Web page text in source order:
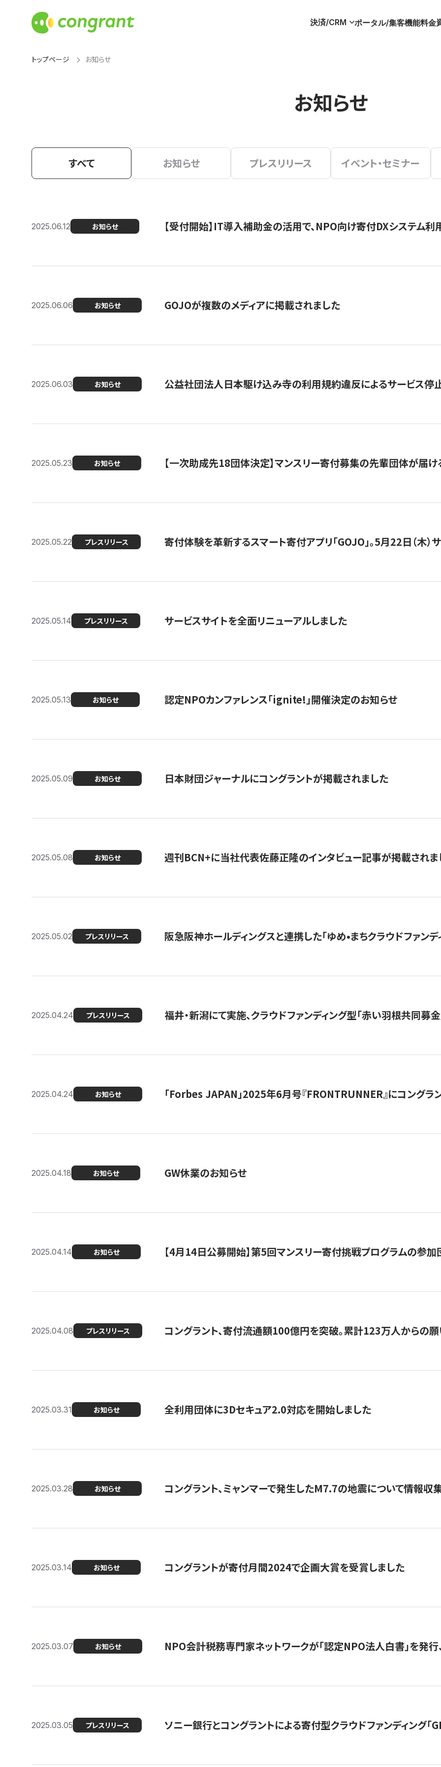
決済/CRM ポータル/集客機能料金
トップページ お知らせ
お知らせ
すべて お知らせ プレスリリース イベント・セミナー
2025.06.12 お知らせ 【受付開始】IT導入補助金の活用で、NPO向け寄付DXシステム
2025.06.06 お知らせ GOJOが複数のメディアに掲載されました
2025.06.03 お知らせ 公益社団法人日本駆け込み寺の利用規約違反によるサービス停
2025.05.23 お知らせ 【一次助成先18団体決定】マンスリー寄付募集の先輩団体が届
2025.05.22 プレスリリース 寄付体験を革新するスマート寄付アプリ「GOJO」。5月22日（木）
2025.05.14 プレスリリース サービスサイトを全面リニューアルしました
2025.05.13 お知らせ 認定NPOカンファレンス「ignite!」開催決定のお知らせ
2025.05.09 お知らせ 日本財団ジャーナルにコングラントが掲載されました
2025.05.08 お知らせ 週刊BCN+に当社代表佐藤正隆のインタビュー記事が掲載されま
2025.05.02 プレスリリース 阪急阪神ホールディングスと連携した「ゆめ•まちクラウドファン
2025.04.24 プレスリリース 福井・新潟にて実施、クラウドファンディング型「赤い羽根共同
2025.04.24 お知らせ 「Forbes JAPAN」2025年6月号『FRONTRUNNER』にコングラ
2025.04.18 お知らせ GW休業のお知らせ
2025.04.14 お知らせ 【4月14日公募開始】第5回マンスリー寄付挑戦プログラムの参
2025.04.08 プレスリリース コングラント、寄付流通額100億円を突破。累計123万人からの
2025.03.31 お知らせ 全利用団体に3Dセキュア2.0対応を開始しました
2025.03.28 お知らせ コングラント、ミャンマーで発生したM7.7の地震について情報収
2025.03.14 お知らせ コングラントが寄付月間2024で企画大賞を受賞しました
2025.03.07 お知らせ NPO会計税務専門家ネットワークが「認定NPO法人白書」を発
2025.03.05 プレスリリース ソニー銀行とコングラントによる寄付型クラウドファンディング